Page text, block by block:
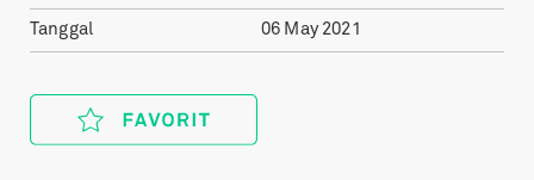
Tanggal 06 May 2021